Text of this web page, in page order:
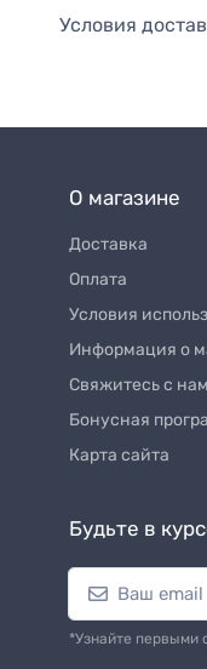
Условия
О магазине
Доставка
Оплата
Условия
Информация о
Свяжитесь с
Бонусная
Карта сайта
Будьте в
*Узнайте первыми